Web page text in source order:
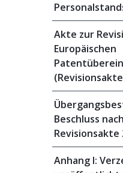
Akte zur
Europäischen
Beschluss
Revisionsakte
Anhang I: